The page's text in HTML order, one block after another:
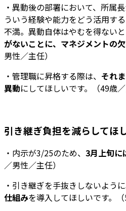
・異動後の部署において、所属
ういう経験や能力をどう活用す
不満。異動自体はやむを得ないと
がないことに、マネジメントの
男性／主任）
・管理職に昇格する際は、 それ
異動にしてほしいです。（49歳
引き継ぎ負担を減らしてほ
・内示が3/25のため、 3月上旬に
／男性／主任）
・引き継ぎを手抜きしないように
仕組みを導入してほしいです。（